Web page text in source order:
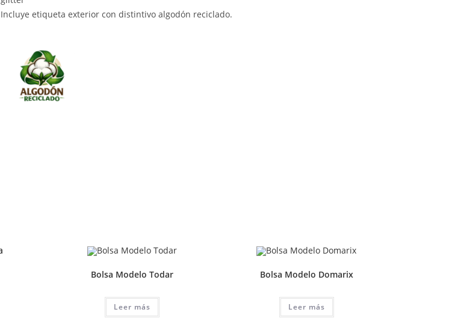
Incluye etiqueta exterior con distintivo algodón reciclado.
Bolsa Modelo Todar
Leer más
Bolsa Modelo Domarix
Leer más